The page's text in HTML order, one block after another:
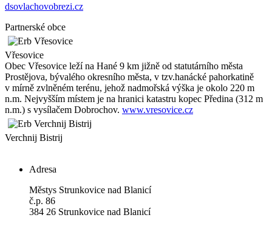
dsovlachovobrezi.cz
Partnerské obce
Vřesovice
Obec Vřesovice leží na Hané 9 km jižně od statutárního města
Prostějova, bývalého okresního města, v tzv.hanácké pahorkatině
v mírně zvlněném terénu, jehož nadmořská výška je okolo 220 m
n.m. Nejvyšším místem je na hranici katastru kopec Předina (312 m
n.m.) s vysílačem Dobrochov. www.vresovice.cz
Verchnij Bistrij
Adresa
Městys Strunkovice nad Blanicí
č.p. 86
384 26 Strunkovice nad Blanicí